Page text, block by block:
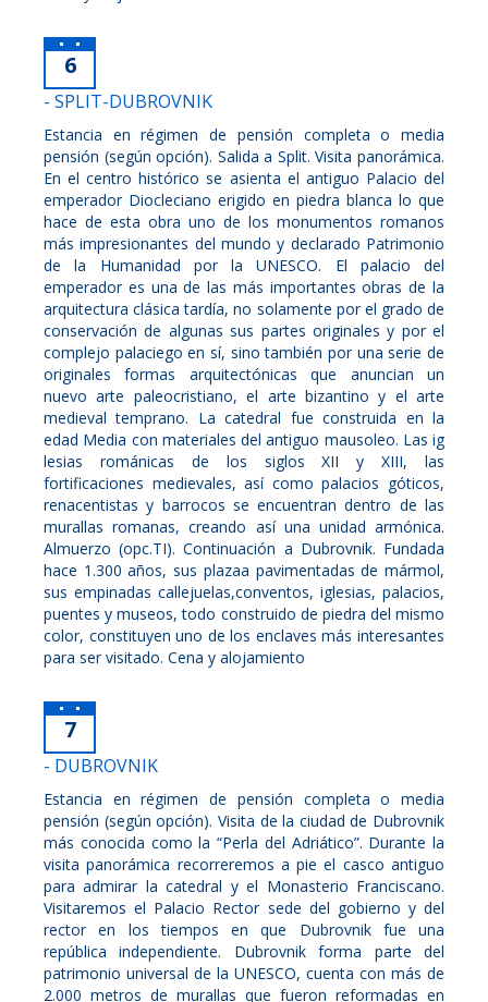
6
- SPLIT-DUBROVNIK
Estancia en régimen de pensión completa o media
pensión (según opción). Salida a Split. Visita panorámica.
En el centro histórico se asienta el antiguo Palacio del
emperador Diocleciano erigido en piedra blanca lo que
hace de esta obra uno de los monumentos romanos
más impresionantes del mundo y declarado Patrimonio
de la Humanidad por la UNESCO. El palacio del
emperador es una de las más importantes obras de la
arquitectura clásica tardía, no solamente por el grado de
conservación de algunas sus partes originales y por el
complejo palaciego en sí, sino también por una serie de
originales formas arquitectónicas que anuncian un
nuevo arte paleocristiano, el arte bizantino y el arte
medieval temprano. La catedral fue construida en la
edad Media con materiales del antiguo mausoleo. Las ig
lesias románicas de los siglos XII y XIII, las
fortificaciones medievales, así como palacios góticos,
renacentistas y barrocos se encuentran dentro de las
murallas romanas, creando así una unidad armónica.
Almuerzo (opc.TI). Continuación a Dubrovnik. Fundada
hace 1.300 años, sus plazaa pavimentadas de mármol,
sus empinadas callejuelas,conventos, iglesias, palacios,
puentes y museos, todo construido de piedra del mismo
color, constituyen uno de los enclaves más interesantes
para ser visitado. Cena y alojamiento
7
- DUBROVNIK
Estancia en régimen de pensión completa o media
pensión (según opción). Visita de la ciudad de Dubrovnik
más conocida como la “Perla del Adriático”. Durante la
visita panorámica recorreremos a pie el casco antiguo
para admirar la catedral y el Monasterio Franciscano.
Visitaremos el Palacio Rector sede del gobierno y del
rector en los tiempos en que Dubrovnik fue una
república independiente. Dubrovnik forma parte del
patrimonio universal de la UNESCO, cuenta con más de
2.000 metros de murallas que fueron reformadas en